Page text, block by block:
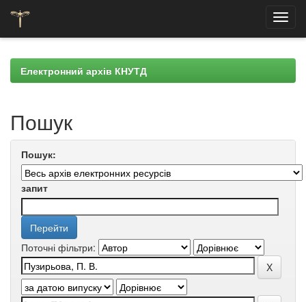
navigationЕлектронний архів КНУТД
Пошук
Пошук:
запит
Поточні фільтри: